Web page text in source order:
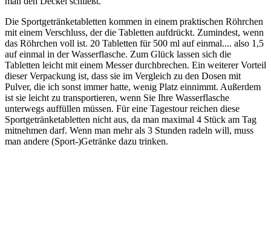
Die Sportgetränketabletten kommen in einem praktischen Röhrchen
mit einem Verschluss, der die Tabletten aufdrückt. Zumindest, wenn
das Röhrchen voll ist. 20 Tabletten für 500 ml auf einmal.... also 1,5
auf einmal in der Wasserflasche. Zum Glück lassen sich die
Tabletten leicht mit einem Messer durchbrechen. Ein weiterer Vorteil
dieser Verpackung ist, dass sie im Vergleich zu den Dosen mit
Pulver, die ich sonst immer hatte, wenig Platz einnimmt. Außerdem
ist sie leicht zu transportieren, wenn Sie Ihre Wasserflasche
unterwegs auffüllen müssen. Für eine Tagestour reichen diese
Sportgetränketabletten nicht aus, da man maximal 4 Stück am Tag
mitnehmen darf. Wenn man mehr als 3 Stunden radeln will, muss
man andere (Sport-)Getränke dazu trinken.